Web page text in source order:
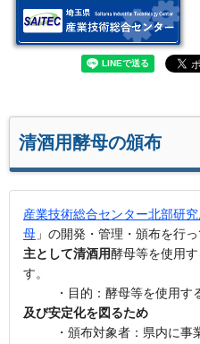
埼玉県 産業技術総合セン
清酒用酵母の頒布
産業技術総合センター北部研
母 」の開発・管理・頒布を行っ
主として清酒用酵母等を使用す
す。
・目的：酵母等を使用す
及び安定化を図るため
・頒布対象者：県内に事業